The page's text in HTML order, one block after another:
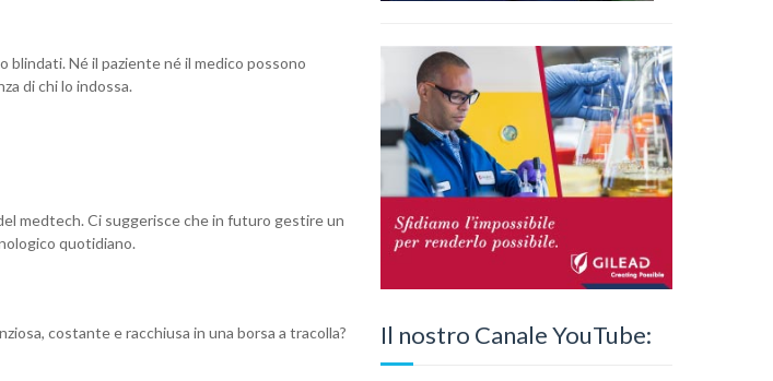
Né il paziente né il medico possono
di chi lo indossa.
medtech. Ci suggerisce che in futuro gestire un
quotidiano.
costante e racchiusa in una borsa a tracolla?
Il nostro Canale YouTube: